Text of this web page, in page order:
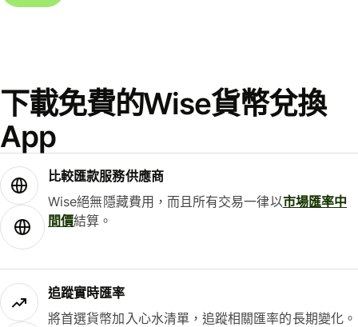
下載免費的Wise貨幣兌換
App
比較匯款服務供應商
Wise絕無隱藏費用，而且所有交易一律以市場匯率中
間價結算。
追蹤實時匯率
將首選貨幣加入心水清單，追蹤相關匯率的長期變化。